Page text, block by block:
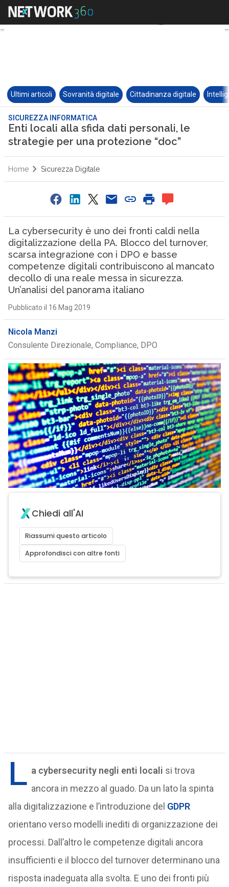
Ultimi articoli Sovranità digitale Cittadinanza digitale
SICUREZZA INFORMATICA
Enti locali alla sfida dati personali, le
strategie per una protezione “doc”
Home Sicurezza Digitale
La cybersecurity è uno dei fronti caldi nella
digitalizzazione della PA. Blocco del turnover,
scarsa integrazione con i DPO e basse
competenze digitali contribuiscono al mancato
decollo di una reale messa in sicurezza.
Un’analisi del panorama italiano
Pubblicato il 16 Mag 2019
Nicola Manzi
Consulente Direzionale, Compliance, DPO
Chiedi all'AI
Riassumi questo articolo
Approfondisci con altre fonti
L a cybersecurity negli enti locali si trova
ancora in mezzo al guado. Da un lato la spinta
alla digitalizzazione e l’introduzione del GDPR
orientano verso modelli inediti di organizzazione dei
processi. Dall’altro le competenze digitali ancora
insufficienti e il blocco del turnover determinano una
risposta inadeguata alla svolta. E uno dei fronti più